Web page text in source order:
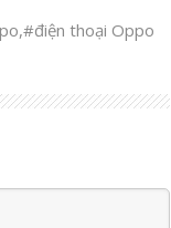
,#điện thoại Oppo